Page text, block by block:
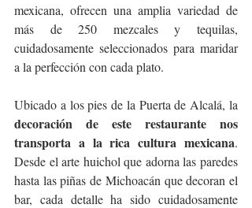
mexicana, ofrecen una amplia variedad de
más de 250 mezcales y tequilas,
cuidadosamente seleccionados para maridar
a la perfección con cada plato.
decoración de este restaurante nos
transporta a la rica cultura mexicana.
Desde el arte huichol que adorna las paredes
hasta las piñas de Michoacán que decoran el
bar, cada detalle ha sido cuidadosamente